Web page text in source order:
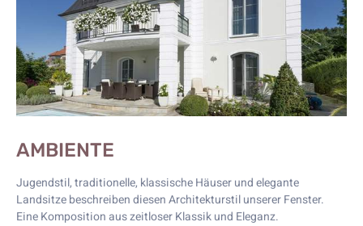
AMBIENTE
Jugendstil, traditionelle, klassische Häuser und elegante
Landsitze beschreiben diesen Architekturstil unserer Fenster.
Eine Komposition aus zeitloser Klassik und Eleganz.